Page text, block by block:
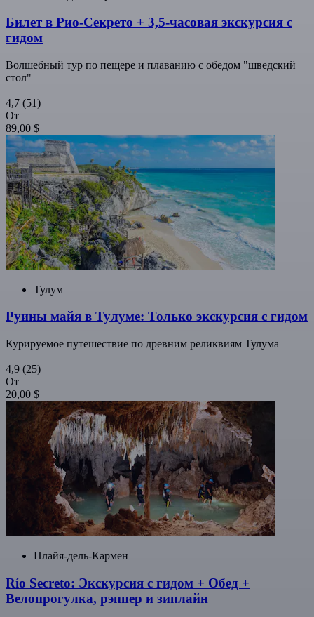
Билет в Рио-Секрето + 3,5-часовая экскурсия с
гидом
Волшебный тур по пещере и плаванию с обедом "шведский
стол"
4,7 (51)
От
89,00 $
Тулум
Руины майя в Тулуме: Только экскурсия с гидом
Курируемое путешествие по древним реликвиям Тулума
4,9 (25)
От
20,00 $
Плайя-дель-Кармен
Río Secreto: Экскурсия с гидом + Обед +
Велопрогулка, рэппер и зиплайн